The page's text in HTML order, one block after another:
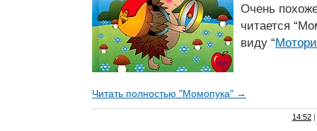
Очень
читается
виду “
Читать полностью "Момопука" →
14:52 |